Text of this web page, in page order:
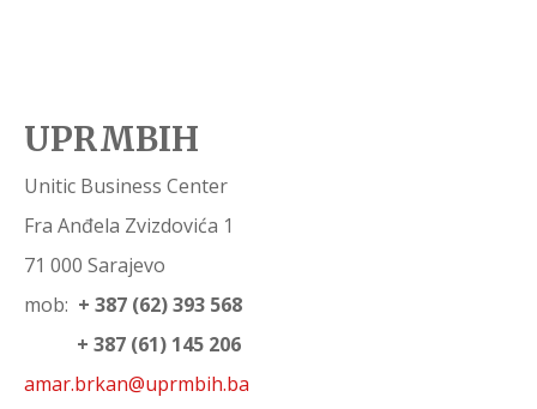
UPRMBIH
Unitic Business Center
Fra Anđela Zvizdovića 1
71 000 Sarajevo
mob: + 387 (62) 393 568
+ 387 (61) 145 206
amar.brkan@uprmbih.ba